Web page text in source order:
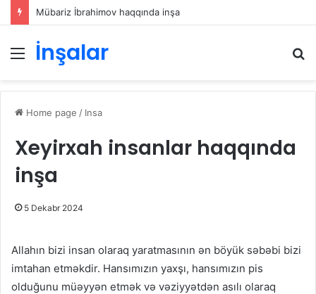
Mübariz İbrahimov haqqında inşa
Menu
İnşalar
Home page / Insa
Xeyirxah insanlar haqqında
inşa
5 Dekabr 2024
Allahın bizi insan olaraq yaratmasının ən böyük səbəbi bizi
imtahan etməkdir. Hansımızın yaxşı, hansımızın pis
olduğunu müəyyən etmək və vəziyyətdən asılı olaraq